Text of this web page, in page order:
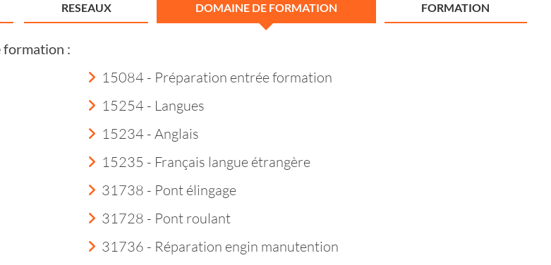
RESEAUX DOMAINE DE FORMATION FORMATION
formation :
15084 - Préparation entrée formation
15254 - Langues
15234 - Anglais
15235 - Français langue étrangère
31738 - Pont élingage
31728 - Pont roulant
31736 - Réparation engin manutention